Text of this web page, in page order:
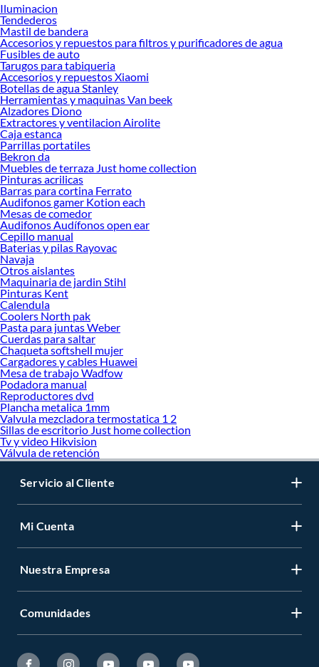
Desde remodelaciones hasta proyectos de decoración, estamos aquí para hacer
tus ideas realidad. ¡Visítanos y encuentra todo lo que tenemos para ofrecerte en
Medidores de Agua y Complementos!
Explora la variedad de productos de Medidores de Agua y
Complementos en Sodimac
Herramientas, materiales y accesorios de calidad para tus proyectos y
renovación de espacios. ¡Visítanos y descubre todo lo que tenemos para
ofrecerte!
Encuentra una amplia variedad de productos de Medidores de Agua y
Complementos en Sodimac. Encuentra todo lo necesario para tus proyectos de
renovación y decoración. ¡Visítanos y haz tus ideas realidad!
Iluminacion
Tendederos
Mastil de bandera
Accesorios y repuestos para filtros y purificadores de agua
Fusibles de auto
Tarugos para tabiqueria
Accesorios y repuestos Xiaomi
Botellas de agua Stanley
Herramientas y maquinas Van beek
Alzadores Diono
Extractores y ventilacion Airolite
Caja estanca
Parrillas portatiles
Bekron da
Muebles de terraza Just home collection
Pinturas acrilicas
Barras para cortina Ferrato
Audifonos gamer Kotion each
Mesas de comedor
Audifonos Audífonos open ear
Cepillo manual
Baterias y pilas Rayovac
Navaja
Otros aislantes
Maquinaria de jardin Stihl
Pinturas Kent
Calendula
Coolers North pak
Pasta para juntas Weber
Cuerdas para saltar
Chaqueta softshell mujer
Cargadores y cables Huawei
Mesa de trabajo Wadfow
Podadora manual
Reproductores dvd
Plancha metalica 1mm
Valvula mezcladora termostatica 1 2
Sillas de escritorio Just home collection
Tv y video Hikvision
Válvula de retención
Servicio al Cliente
Mi Cuenta
Nuestra Empresa
Comunidades